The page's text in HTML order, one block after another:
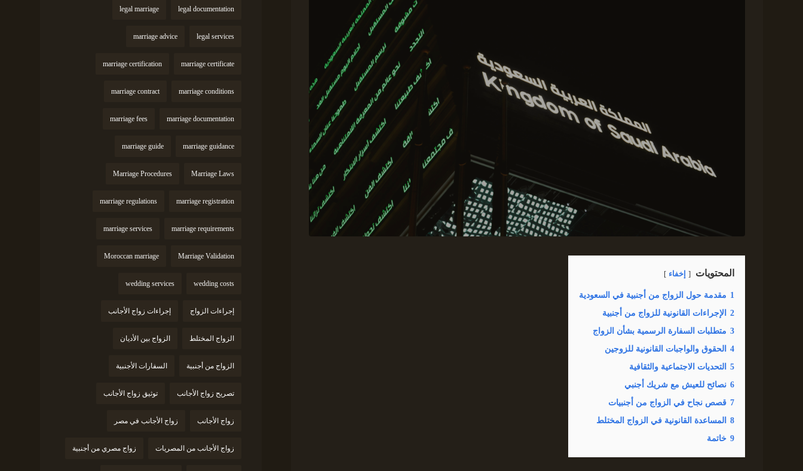
المحتويات إخفاء
1 مقدمة حول الزواج من أجنبية في السعودية
2
الإجراءات القانونية للزواج من أجنبية
3 متطلبات السفارة الرسمية بشأن الزواج
4
الحقوق والواجبات القانونية للزوجين
5
التحديات الاجتماعية والثقافية
6 نصائح للعيش مع شريك أجنبي
7 قصص نجاح في الزواج من أجنبيات
8
المساعدة القانونية في الزواج المختلط
9 خاتمة
legal documentation
legal marriage
legal services
marriage advice
marriage certificate
marriage certification
marriage conditions
marriage contract
marriage documentation
marriage fees
marriage guidance
marriage guide
Marriage Laws
Marriage Procedures
marriage registration
marriage regulations
marriage requirements
marriage services
Marriage Validation
Moroccan marriage
wedding costs
wedding services
إجراءات الزواج إجراءات زواج الأجانب
الزواج المختلط الزواج بين الأديان
الزواج من أجنبية السفارات الأجنبية
تصريح زواج الأجانب توثيق زواج الأجانب
زواج الأجانب زواج الأجانب في مصر
زواج الأجانب من المصريات زواج مصري من أجنبية